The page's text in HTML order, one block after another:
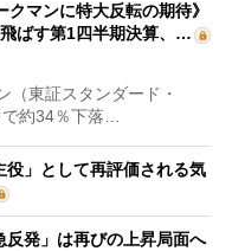
クマンに特大反転の期待》
ばす第1四半期決算、…
東証スタンダード・
で約34％下落…
」として再評価される気
発」は再びの上昇局面へ